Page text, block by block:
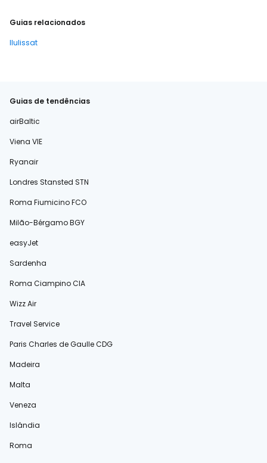
Guias relacionados
Ilulissat
Guias de tendências
airBaltic
Viena VIE
Ryanair
Londres Stansted STN
Roma Fiumicino FCO
Milão-Bérgamo BGY
easyJet
Sardenha
Roma Ciampino CIA
Wizz Air
Travel Service
Paris Charles de Gaulle CDG
Madeira
Malta
Veneza
Islândia
Roma